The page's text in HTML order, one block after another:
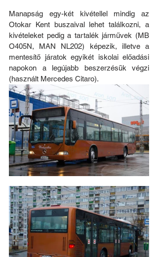
Manapság egy-két kivétellel mindig az
Otokar Kent buszaival lehet találkozni, a
kivételeket pedig a tartalék járművek (MB
O405N, MAN NL202) képezik, illetve a
mentesítő járatok egyikét iskolai előadási
napokon a legújabb beszerzésük végzi
(használt Mercedes Citaro).